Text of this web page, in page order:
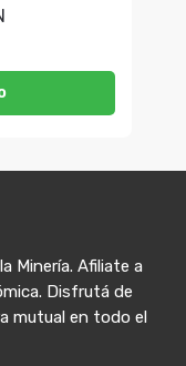
Minería. Afiliate a
Disfrutá de
mutual en todo el